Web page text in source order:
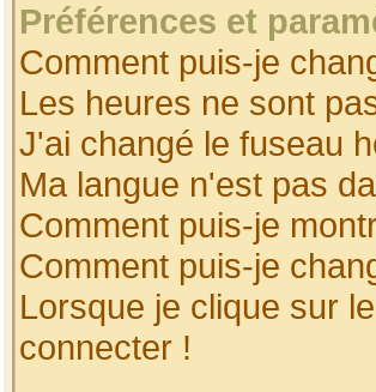
Préférences et
Comment puis-je
Les heures ne sont
J'ai changé le fuseau
Ma langue n'est pas
Comment puis-je
Comment puis-je
Lorsque je clique sur
connecter !